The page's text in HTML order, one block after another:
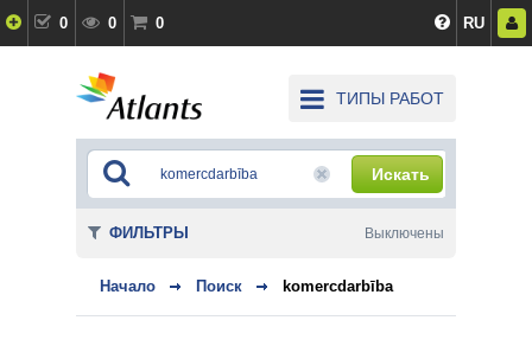
0 0 0 RU
ТИПЫ РАБОТ
Искать
Начало Поиск komercdarbība
ФИЛЬТРЫ Выключены